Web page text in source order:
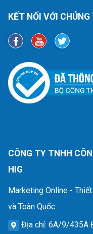
KẾT NỐI VỚI CHÚNG
CÔNG TY TNHH
HIG
Marketing Online -
và Toàn Quốc
Địa chỉ: 6A/9/435A